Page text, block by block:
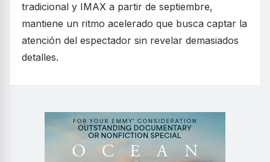
tradicional y IMAX a partir de septiembre,
mantiene un ritmo acelerado que busca captar la
atención del espectador sin revelar demasiados
detalles.